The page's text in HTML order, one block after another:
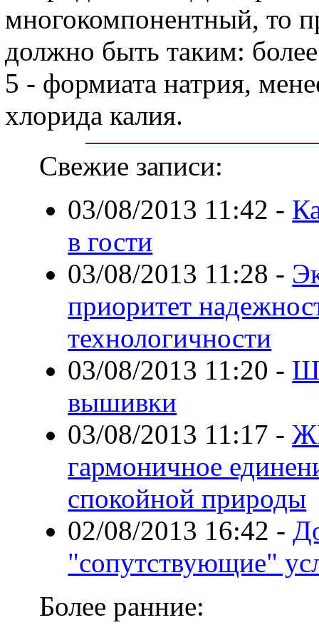
многокомпонентный, то
должно быть таким:
5 - формиата натрия,
хлорида калия.
Свежие записи:
03/08/2013 11:42 -
в гости
03/08/2013 11:28 -
приоритет
технологичности
03/08/2013 11:20 -
вышивки
03/08/2013 11:17 -
гармоничное
спокойной природы
02/08/2013 16:42 -
"сопутствующие"
Более ранние: